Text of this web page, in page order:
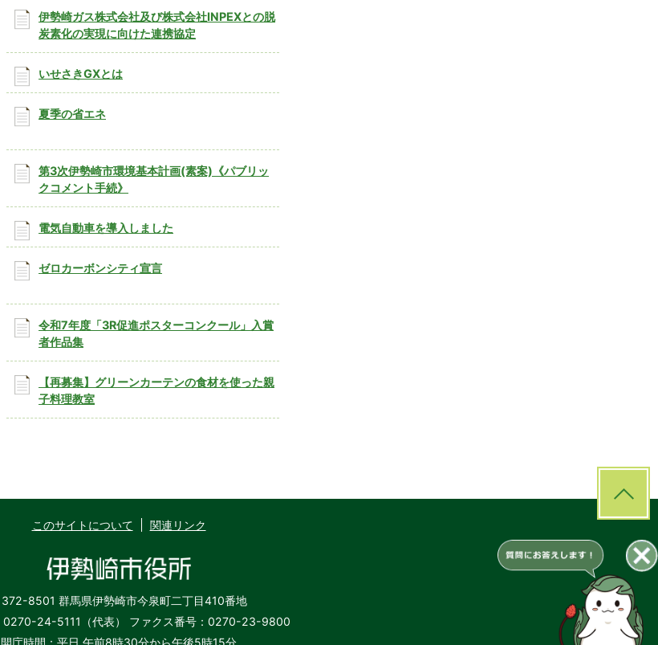
伊勢崎ガス株式会社及び株式会社INPEXとの脱
炭素化の実現に向けた連携協定
いせさきGXとは
夏季の省エネ
第3次伊勢崎市環境基本計画(素案)《パブリッ
クコメント手続》
電気自動車を導入しました
ゼロカーボンシティ宣言
令和7年度「3R促進ポスターコンクール」入賞
者作品集
【再募集】グリーンカーテンの食材を使った親
子料理教室
このサイトについて 関連リンク
372-8501 群馬県伊勢崎市今泉町二丁目410番地
0270-24-5111（代表） ファクス番号：0270-23-9800
開庁時間：平日 午前8時30分から午後5時15分